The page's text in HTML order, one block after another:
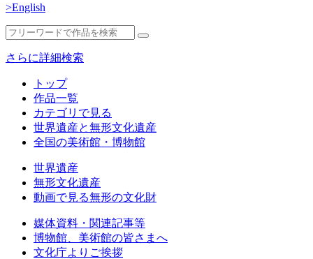
>English
さらに詳細検索
トップ
作品一覧
カテゴリで見る
世界遺産と無形文化遺産
全国の美術館・博物館
世界遺産
無形文化遺産
動画で見る無形の文化財
媒体資料・関連記事等
博物館、美術館の皆さまへ
文化庁よりご挨拶